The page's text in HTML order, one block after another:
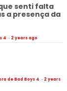
senti falta
a presença da
4 · 2 years ago
de Bad Boys 4 · 2 years